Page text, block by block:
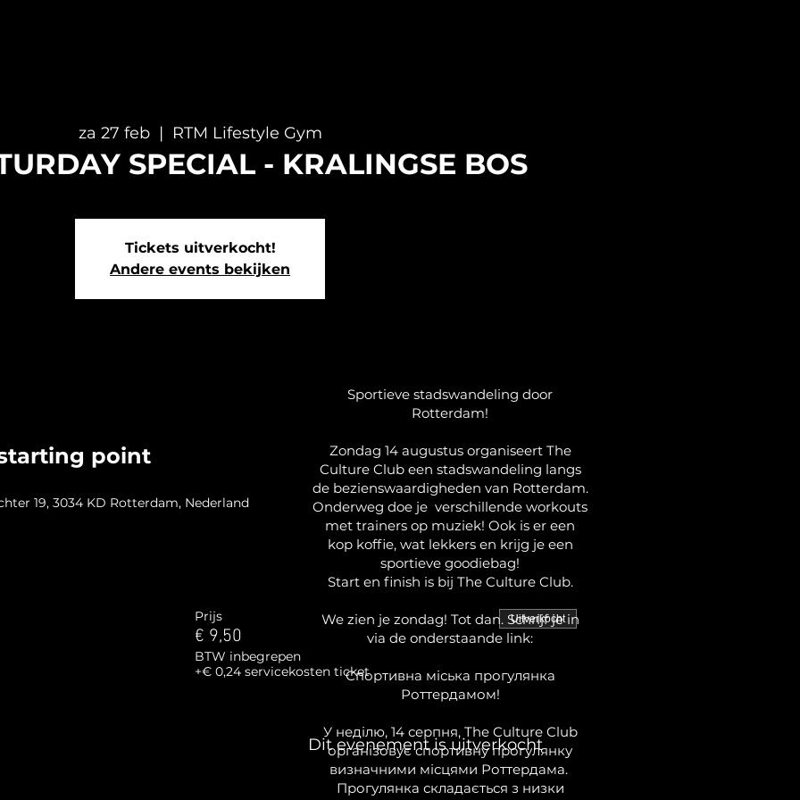
za 27 feb
  |
RTM Lifestyle Gym
SPECIAL - KRALINGSE BOS
Tickets uitverkocht!
Andere events bekijken
point
19, 3034 KD Rotterdam, Nederland
Prijs
€ 9,50
BTW inbegrepen
+€ 0,24 servicekosten ticket
Uitverkocht
Dit evenement is uitverkocht
Sportieve stadswandeling door
Rotterdam!
Zondag 14 augustus organiseert The
Culture Club een stadswandeling langs
de bezienswaardigheden van Rotterdam.
Onderweg doe je verschillende workouts
met trainers op muziek! Ook is er een
kop koffie, wat lekkers en krijg je een
sportieve goodiebag!
Start en finish is bij The Culture Club.
We zien je zondag! Tot dan. Schrijf je in
via de onderstaande link:
Спортивна міська прогулянка
Роттердамом!
У неділю, 14 серпня, The Culture Club
організовує спортивну прогулянку
визначними місцями Роттердама.
Прогулянка складається з низки